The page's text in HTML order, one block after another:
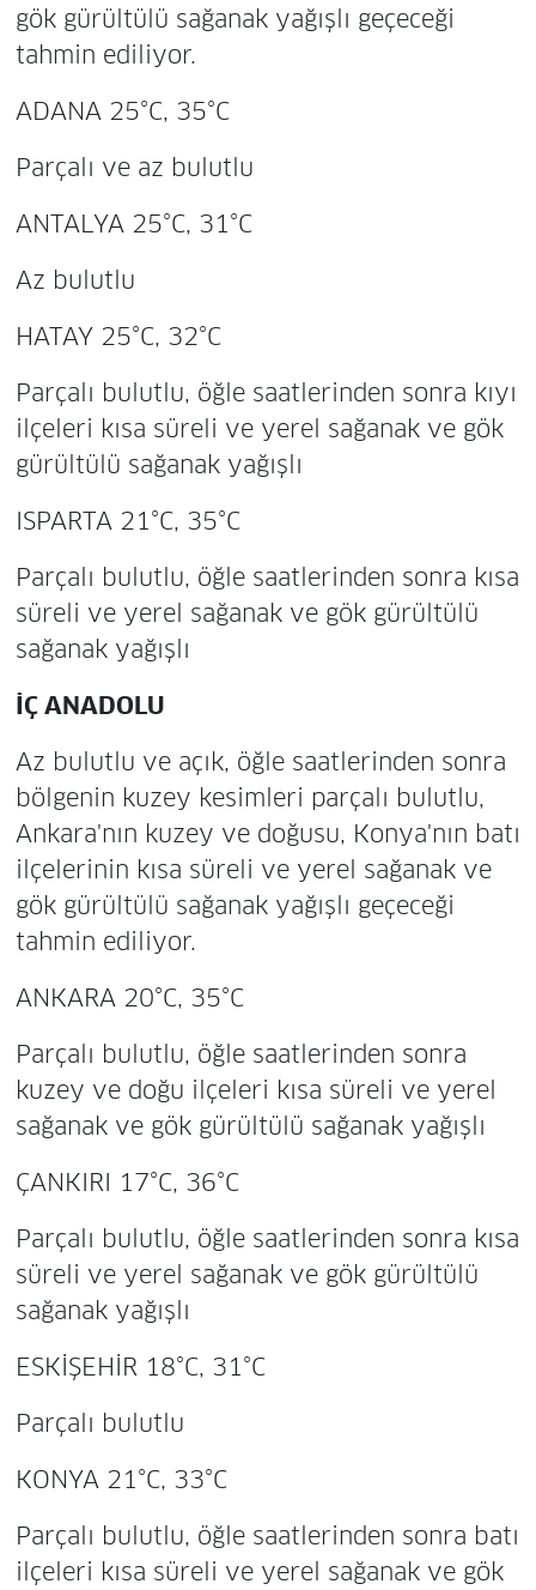
gök gürültülü sağanak yağışlı geçeceği
tahmin ediliyor.
ADANA 25°C, 35°C
Parçalı ve az bulutlu
ANTALYA 25°C, 31°C
Az bulutlu
HATAY 25°C, 32°C
Parçalı bulutlu, öğle saatlerinden sonra kıyı
ilçeleri kısa süreli ve yerel sağanak ve gök
gürültülü sağanak yağışlı
ISPARTA 21°C, 35°C
Parçalı bulutlu, öğle saatlerinden sonra kısa
süreli ve yerel sağanak ve gök gürültülü
sağanak yağışlı
İÇ ANADOLU
Az bulutlu ve açık, öğle saatlerinden sonra
bölgenin kuzey kesimleri parçalı bulutlu,
Ankara'nın kuzey ve doğusu, Konya'nın batı
ilçelerinin kısa süreli ve yerel sağanak ve
gök gürültülü sağanak yağışlı geçeceği
tahmin ediliyor.
ANKARA 20°C, 35°C
Parçalı bulutlu, öğle saatlerinden sonra
kuzey ve doğu ilçeleri kısa süreli ve yerel
sağanak ve gök gürültülü sağanak yağışlı
ÇANKIRI 17°C, 36°C
Parçalı bulutlu, öğle saatlerinden sonra kısa
süreli ve yerel sağanak ve gök gürültülü
sağanak yağışlı
ESKİŞEHİR 18°C, 31°C
Parçalı bulutlu
KONYA 21°C, 33°C
Parçalı bulutlu, öğle saatlerinden sonra batı
ilçeleri kısa süreli ve yerel sağanak ve gök